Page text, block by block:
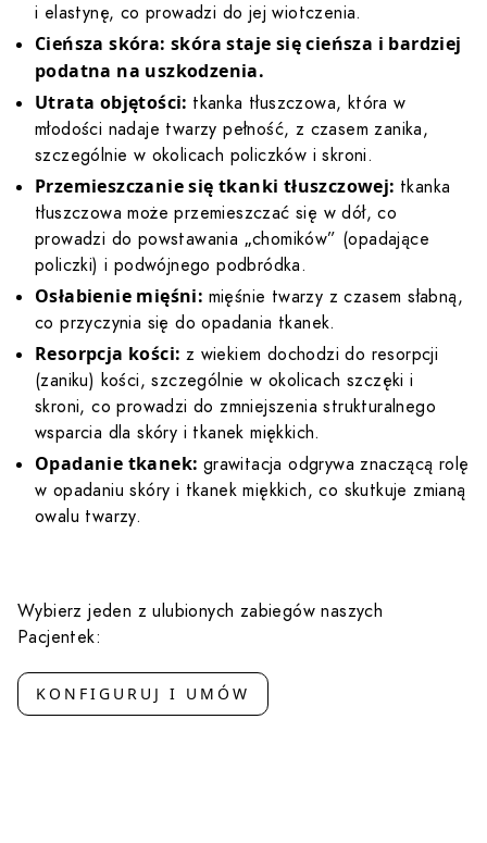
i elastynę, co prowadzi do jej wiotczenia.
Cieńsza skóra: skóra staje się cieńsza i bardziej
podatna na uszkodzenia.
Utrata objętości: tkanka tłuszczowa, która w
młodości nadaje twarzy pełność, z czasem zanika,
szczególnie w okolicach policzków i skroni.
Przemieszczanie się tkanki tłuszczowej: tkanka
tłuszczowa może przemieszczać się w dół, co
prowadzi do powstawania „chomików” (opadające
policzki) i podwójnego podbródka.
Osłabienie mięśni: mięśnie twarzy z czasem słabną,
co przyczynia się do opadania tkanek.
Resorpcja kości: z wiekiem dochodzi do resorpcji
(zaniku) kości, szczególnie w okolicach szczęki i
skroni, co prowadzi do zmniejszenia strukturalnego
wsparcia dla skóry i tkanek miękkich.
Opadanie tkanek: grawitacja odgrywa znaczącą rolę
w opadaniu skóry i tkanek miękkich, co skutkuje zmianą
owalu twarzy.
Wybierz jeden z ulubionych zabiegów naszych
Pacjentek:
KONFIGURUJ I UMÓW